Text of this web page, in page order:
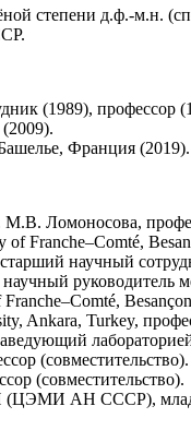
степени д.ф.-м.н.
(1989), профессор
Франция (2019).
Ломоносова,
Franche–Comté,
научный
руководитель
Ankara, Turkey,
(совместительство).
(совместительство).
АН СССР),